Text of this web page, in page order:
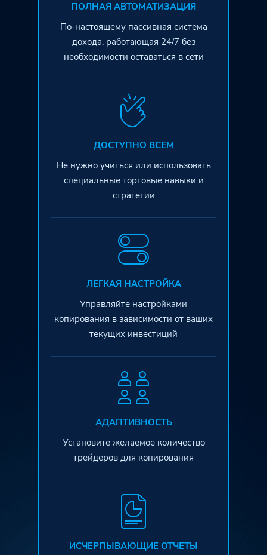
ПОЛНАЯ АВТОМАТИЗАЦИЯ
По-настоящему пассивная система
дохода, работающая 24/7 без
необходимости оставаться в сети
ДОСТУПНО ВСЕМ
Не нужно учиться или использовать
специальные торговые навыки и
стратегии
ЛЕГКАЯ НАСТРОЙКА
Управляйте настройками
копирования в зависимости от ваших
текущих инвестиций
АДАПТИВНОСТЬ
Установите желаемое количество
трейдеров для копирования
ИСЧЕРПЫВАЮЩИЕ ОТЧЕТЫ